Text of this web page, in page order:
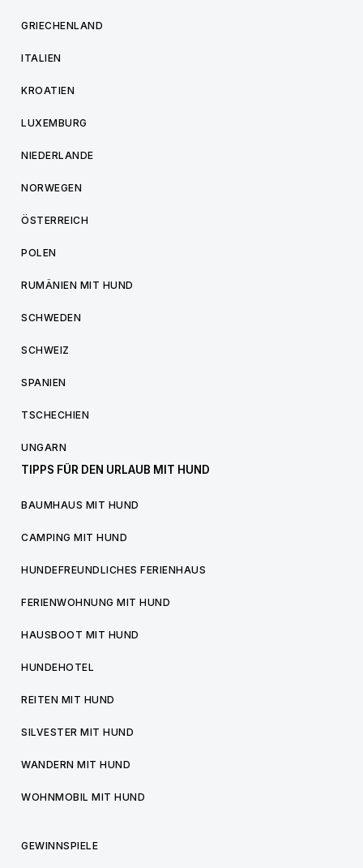
GRIECHENLAND
ITALIEN
KROATIEN
LUXEMBURG
NIEDERLANDE
NORWEGEN
ÖSTERREICH
POLEN
RUMÄNIEN MIT HUND
SCHWEDEN
SCHWEIZ
SPANIEN
TSCHECHIEN
UNGARN
TIPPS FÜR DEN URLAUB MIT HUND
BAUMHAUS MIT HUND
CAMPING MIT HUND
HUNDEFREUNDLICHES FERIENHAUS
FERIENWOHNUNG MIT HUND
HAUSBOOT MIT HUND
HUNDEHOTEL
REITEN MIT HUND
SILVESTER MIT HUND
WANDERN MIT HUND
WOHNMOBIL MIT HUND
GEWINNSPIELE